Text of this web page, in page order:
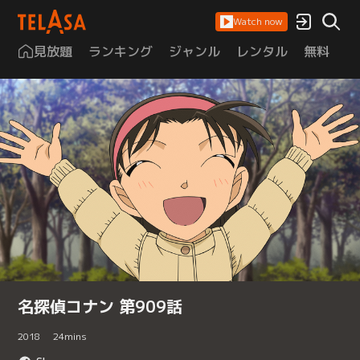
Watch now
見放題 ランキング ジャンル レンタル 無料
名探偵コナン 第909話
2018 24mins